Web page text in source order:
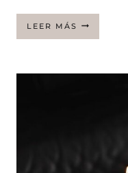
LEER MÁS WHATEVER
LA
TILE